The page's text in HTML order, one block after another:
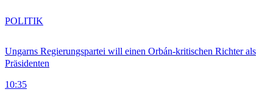
Ungarns Regierungspartei will einen Orbán-kritischen Richter als
Präsidenten
10:35
POLITIK